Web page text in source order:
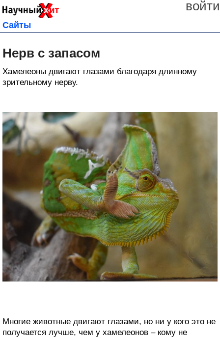
войти
Сайты
Нерв с запасом
Хамелеоны двигают глазами благодаря длинному
зрительному нерву.
Многие животные двигают глазами, но ни у кого это не
получается лучше, чем у хамелеонов – кому не